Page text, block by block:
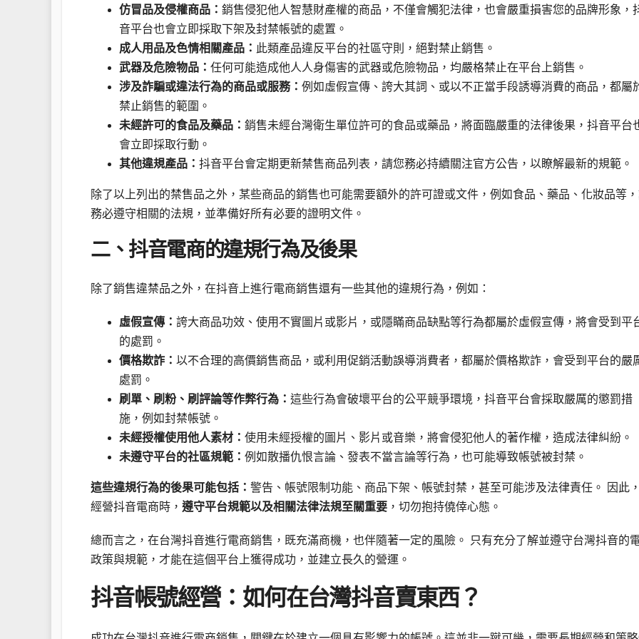
仿冒品及侵權商品： 銷售侵犯他人智慧財產權的商品，不僅會觸犯法律，也會嚴重損害您的品牌形象，
音平台也會立即採取下架及封禁帳號的處置。
成人用品及色情相關產品： 此類產品違反平台的社區守則，絕對禁止銷售。
武器及危險物品： 任何可能造成他人人身傷害的武器或危險物品，均嚴格禁止在平台上銷售。
涉及詐騙或違法行為的商品或服務： 例如虛假宣傳、誇大其詞、或以不正當手段誘導消費的商品，都屬
禁止銷售的範圍。
未經許可的食品及藥品： 銷售未經台灣衛生單位許可的食品或藥品，將面臨嚴重的法律後果，抖音平台
會立即採取行動。
其他違規產品： 抖音平台會定期更新禁售商品列表，請您務必持續關注官方公告，以瞭解最新的規範。
除了以上列出的禁售品之外，某些商品的銷售也可能需要額外的許可證或文件，例如食品、藥品、化妝品等
務必遵守相關的法規，並準備好所有必要的證明文件。
二、抖音電商的違規行為及後果
除了銷售違禁品之外，在抖音上進行電商銷售還有一些其他的違規行為，例如：
虛假宣傳： 誇大商品功效、使用不實圖片或影片，或隱瞞商品缺點等行為都屬於虛假宣傳，將會受到平
的處罰。
價格欺詐： 以不合理的高價銷售商品，或利用促銷活動誤導消費者，都屬於價格欺詐，會受到平台的嚴
處罰。
刷單、刷粉、刷評論等作弊行為： 這些行為會破壞平台的公平競爭環境，抖音平台會採取嚴厲的懲罰措
施，例如封禁帳號。
未經授權使用他人素材： 使用未經授權的圖片、影片或音樂，將會侵犯他人的著作權，造成法律糾紛。
未遵守平台的社區規範： 例如散播仇恨言論、發表不當言論等行為，也可能導致帳號被封禁。
這些違規行為的後果可能包括： 警告、帳號限制功能、商品下架、帳號封禁，甚至可能涉及法律責任。 因此
經營抖音電商時， 遵守平台規範以及相關法律法規至關重要 ，切勿抱持僥倖心態。
總而言之，在台灣抖音進行電商銷售，既充滿商機，也伴隨著一定的風險。 只有充分了解並遵守台灣抖音的
政策與規範，才能在這個平台上獲得成功，並建立長久的營運。
抖音帳號經營：如何在台灣抖音賣東西？